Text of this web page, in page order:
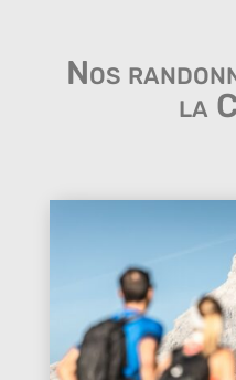
Nos
la